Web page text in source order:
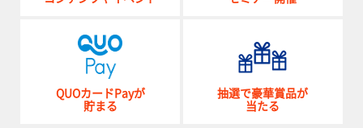
QUOカードPayが
貯まる
抽選で豪華賞品が
当たる